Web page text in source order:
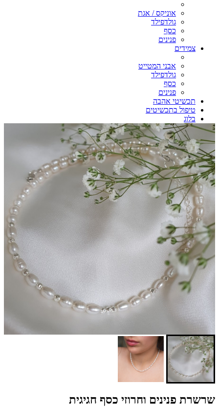
אוניקס / אגת
גולדפילד
כסף
פנינים
צמידים
אבני המטייט
גולדפילד
כסף
פנינים
תכשיטי אהבה
טיפול בתכשיטים
בלוג
שרשרת פנינים וחרוזי כסף חגיגית